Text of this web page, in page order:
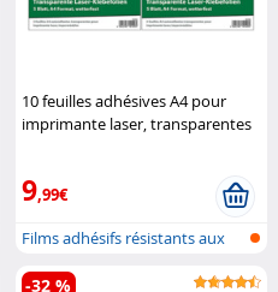
10 feuilles adhésives A4 pour
imprimante laser, transparentes
9,99€
Films adhésifs résistants aux
intem...
-32 %